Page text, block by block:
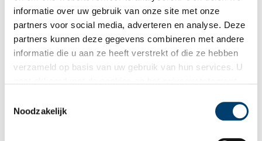
informatie over uw gebruik van onze site met onze
partners voor social media, adverteren en analyse. Deze
partners kunnen deze gegevens combineren met andere
informatie die u aan ze heeft verstrekt of die ze hebben
verzameld op basis van uw gebruik van hun services. U
Noodzakelijk
ongemeen raare kaart van Noord-Holland en West-Vriesland’, wat
de zeldzaamheid van het origineel bevestigt.
DeVernieuwde kaart van Noord-Holland … met alle
naauwkeurigheid gevolgd, naar de caerte van Joost Jansz
Beelsnyderis een getrouwe inhoudelijke weergave van het
moest de kaart met de hand worden gekopieerd en
nagegraveerd. Behoudens kleinigheden is dat uitstekend gelukt.
Het enige waarin de aanblik van de kaart van het origineel